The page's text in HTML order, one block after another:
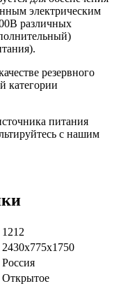
электрическим
различных
резервного
категории
питания
с нашим
1212
2430х775х1750
Россия
Открытое